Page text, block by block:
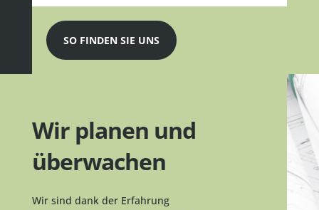
SO FINDEN SIE UNS
Wir planen und
überwachen
Wir sind dank der Erfahrung